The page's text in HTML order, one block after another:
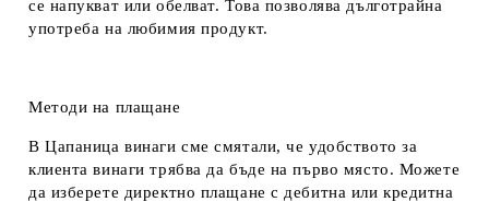
се напукват или обелват. Това позволява дълготрайна
употреба на любимия продукт.
Методи на плащане
В Цапаница винаги сме смятали, че удобството за
клиента винаги трябва да бъде на първо място. Можете
да изберете директно плащане с дебитна или кредитна